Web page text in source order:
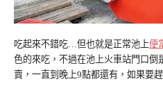
吃起來不錯吃…但也就是正常池上便
色的來吃，不過在池上火車站門口倒
賣，一直到晚上9點都還有，如果要